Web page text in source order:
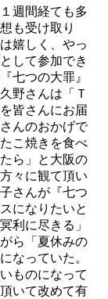
週間経ても多
も受け取り
嬉しく、やっ
して参加でき
七つの大罪』
野さんは「Ｔ
皆さんにお届
んのおかげで
こ焼きを食べ
ら」と大阪の
々に観て頂い
さんが『七つ
になりたいと
利に尽きる」
ら「夏休みの
なっていた。
ものになって
いて改めて有